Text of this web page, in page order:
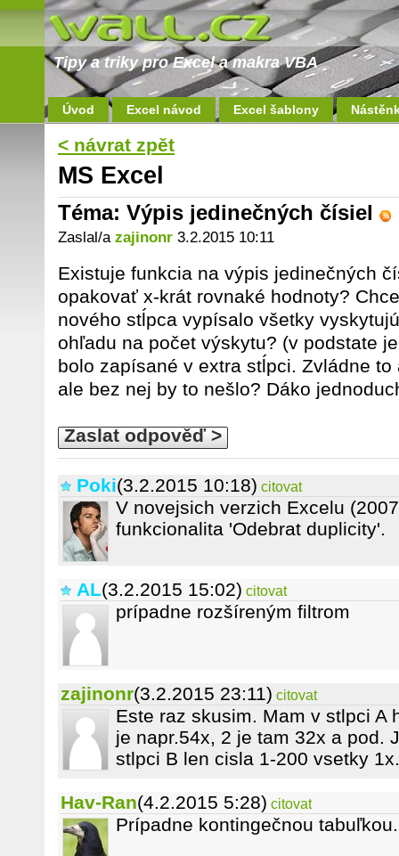
Tipy a triky pro Excel a makra VBA
Úvod Excel návod Excel šablony
< návrat zpět
MS Excel
Téma: Výpis jedinečných čísiel
Zaslal/a zajinonr 3.2.2015 10:11
Existuje funkcia na výpis jedinečných
opakovať x-krát rovnaké hodnoty?
nového stĺpca vypísalo všetky
ohľadu na počet výskytu? (v podstate
bolo zapísané v extra stĺpci. Zvládne
ale bez nej by to nešlo? Dáko
Zaslat odpověď >
Poki(3.2.2015 10:18) citovat
V novejsich verzich Excelu
funkcionalita 'Odebrat duplicity'.
AL(3.2.2015 15:02) citovat
prípadne rozšíreným filtrom
zajinonr(3.2.2015 23:11) citovat
Este raz skusim. Mam v stlpci A
je napr.54x, 2 je tam 32x a pod.
stlpci B len cisla 1-200 vsetky 1x.
Hav-Ran(4.2.2015 5:28) citovat
Prípadne kontingečnou tabuľkou.